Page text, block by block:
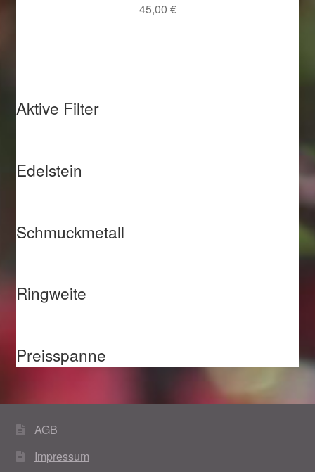
45,00 €
Aktive Filter
Edelstein
Schmuckmetall
Ringweite
Preisspanne
AGB
Impressum